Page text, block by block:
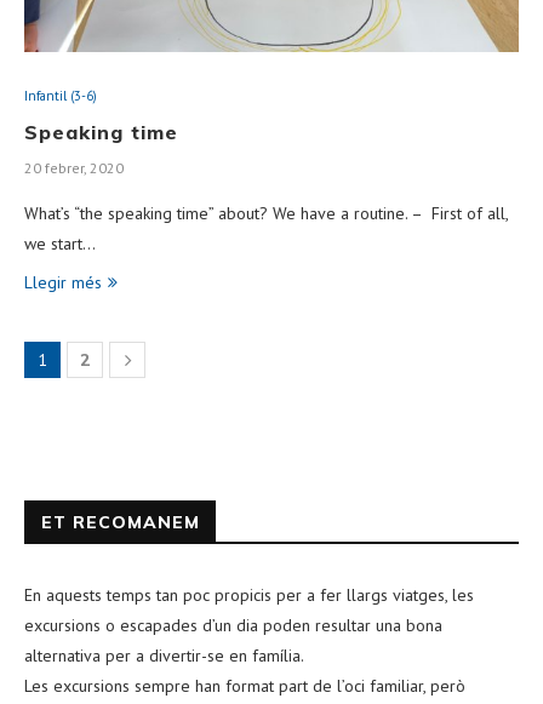
Infantil (3-6)
Speaking time
20 febrer, 2020
What’s “the speaking time” about? We have a routine. – First of all,
we start…
Llegir més
1 2
ET RECOMANEM
En aquests temps tan poc propicis per a fer llargs viatges, les
excursions o escapades d’un dia poden resultar una bona
alternativa per a divertir-se en família.
Les excursions sempre han format part de l’oci familiar, però